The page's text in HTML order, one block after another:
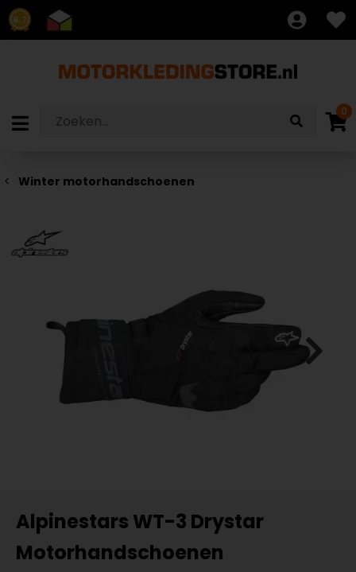
8.7
0
Winter motorhandschoenen
Alpinestars WT-3 Drystar
Motorhandschoenen